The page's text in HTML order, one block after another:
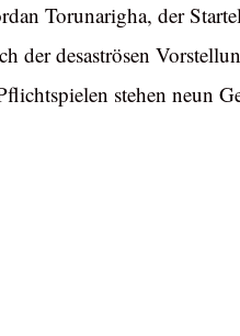
Torunarigha, der
der desaströsen
stehen neun